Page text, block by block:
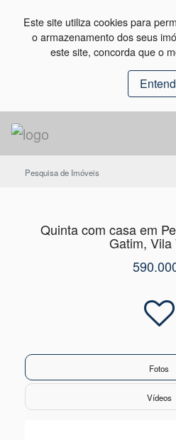
Este site utiliza cookies para
o armazenamento dos seus
este site, concorda que o
Pesquisa de Imóveis
Quinta com casa em
Gatim, Vila
Fotos
Vídeos